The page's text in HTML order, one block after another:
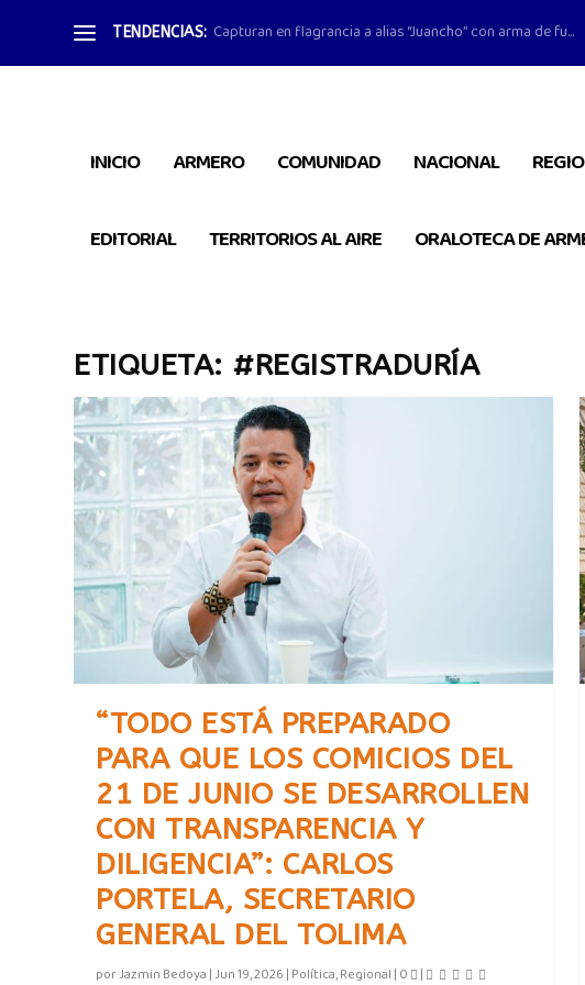
TENDENCIAS: Capturan en flagrancia a alias “Juancho” con arma de fu...
INICIO ARMERO COMUNIDAD NACIONAL
EDITORIAL TERRITORIOS AL AIRE ORALOTECA DE
ETIQUETA: #REGISTRADURÍA
“TODO ESTÁ PREPARADO
PARA QUE LOS COMICIOS DEL
21 DE JUNIO SE DESARROLLEN
CON TRANSPARENCIA Y
DILIGENCIA”: CARLOS
PORTELA, SECRETARIO
GENERAL DEL TOLIMA
porJazmin Bedoya | Jun 19, 2026 | Política,Regional | 0 |